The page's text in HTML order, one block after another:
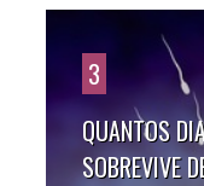
3
QUANTOS
SOBREVIVE